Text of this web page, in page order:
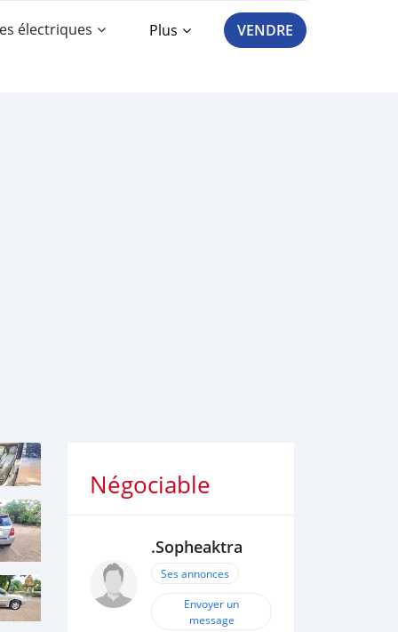
électriques Plus VENDRE
Négociable
.Sopheaktra
Ses annonces
Envoyer un
message